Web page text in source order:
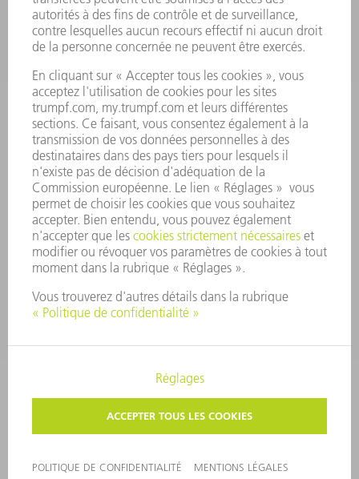
CARRIÈRE
OFFRES
PROFIL DE L'ENTREPRISE
CONSEIL D'ADMINISTRATION
RAPPORT ANNUEL
PRINCIPES FONDAMENTAUX DE L'ENTREPRISE
CONFORMITÉ
SYSTÈME D'ALERTE
SÉCURITÉ
COMMUNIQUÉS DE PRESSE
MAGAZINE
DURABILITÉ
ENVIRONNEMENT ET CLIMAT
SOCIAL ET SOCIÉTÉ
GESTION D'ENTREPRISE
PROTECTION DES DONNÉES PERSONNELLES
COPYRIGHT ET DROIT DES MARQUES
CONDITIONS GÉNÉRALES
PARAMÈTRES VIE PRIVÉE